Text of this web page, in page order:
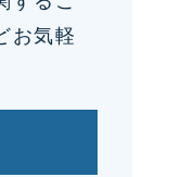
お気軽